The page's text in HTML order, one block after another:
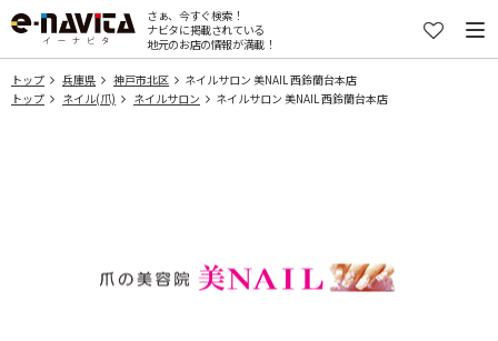
さぁ、今すぐ検索！
ナビタに掲載されている
地元のお店の情報が満載！
トップ 兵庫県 神戸市北区
ネイルサロン 美NAIL 西鈴蘭台本店
トップ
ネイル(爪) ネイルサロン ネイルサロン 美NAIL 西鈴蘭台本店